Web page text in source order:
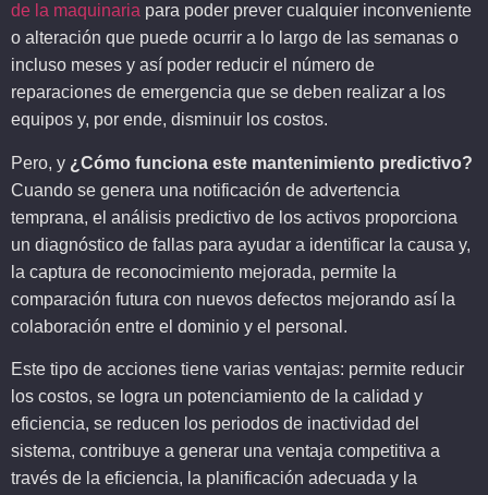
de la maquinaria para poder prever cualquier inconveniente
o alteración que puede ocurrir a lo largo de las semanas o
incluso meses y así poder reducir el número de
reparaciones de emergencia que se deben realizar a los
equipos y, por ende, disminuir los costos.
Pero, y ¿Cómo funciona este mantenimiento predictivo?
Cuando se genera una notificación de advertencia
temprana, el análisis predictivo de los activos proporciona
un diagnóstico de fallas para ayudar a identificar la causa y,
la captura de reconocimiento mejorada, permite la
comparación futura con nuevos defectos mejorando así la
colaboración entre el dominio y el personal.
Este tipo de acciones tiene varias ventajas: permite reducir
los costos, se logra un potenciamiento de la calidad y
eficiencia, se reducen los periodos de inactividad del
sistema, contribuye a generar una ventaja competitiva a
través de la eficiencia, la planificación adecuada y la